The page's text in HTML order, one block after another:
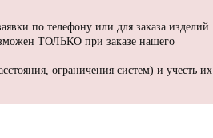
по телефону или для заказа изделий
ТОЛЬКО при заказе нашего
ограничения систем) и учесть их